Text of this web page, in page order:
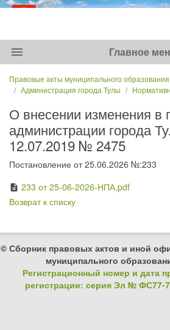
menu Главное
Правовые акты муниципального образования
Администрация города Тулы
О внесении изменения в
администрации города
12.07.2019 № 2475
Постановление от 25.06.2026 №:233
description 233 от 25-06-2026-НПА.pdf
Возврат к списку
© Сборник правовых актов и иной
муниципального
Регистрационный номер и дата
регистрации: серия Эл № ФС77-